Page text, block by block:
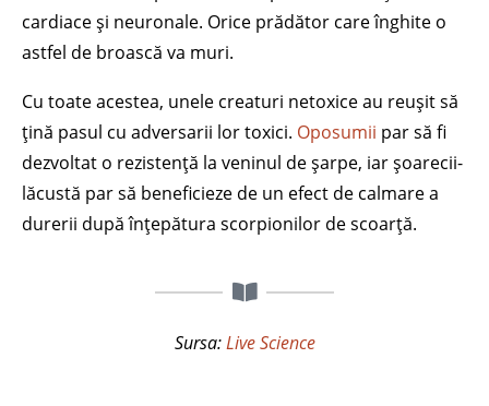
cardiace și neuronale. Orice prădător care înghite o
astfel de broască va muri.
Cu toate acestea, unele creaturi netoxice au reușit să
țină pasul cu adversarii lor toxici. Oposumii par să fi
dezvoltat o rezistență la veninul de șarpe, iar șoarecii-
lăcustă par să beneficieze de un efect de calmare a
durerii după înțepătura scorpionilor de scoarță.
Sursa:Live Science